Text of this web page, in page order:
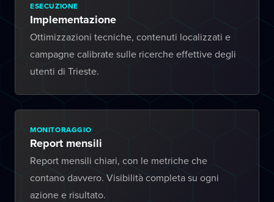
ESECUZIONE
Implementazione
Ottimizzazioni tecniche, contenuti localizzati e
campagne calibrate sulle ricerche effettive degli
utenti di Trieste.
MONITORAGGIO
Report mensili
Report mensili chiari, con le metriche che
contano davvero. Visibilità completa su ogni
azione e risultato.